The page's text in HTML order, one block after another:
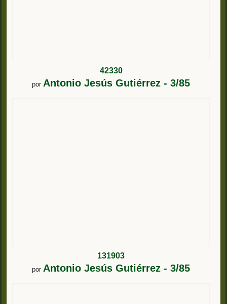
42330
por Antonio Jesús Gutiérrez - 3/85
131903
por Antonio Jesús Gutiérrez - 3/85